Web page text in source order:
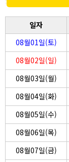
일자
08월01일(토)
08월02일(일)
08월03일(월)
08월04일(화)
08월05일(수)
08월06일(목)
08월07일(금)